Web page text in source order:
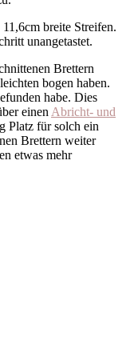
breite Streifen.
unangetastet.
Brettern
bogen haben.
habe. Dies
einenAbricht- und
Platz für solch ein
Brettern weiter
etwas mehr